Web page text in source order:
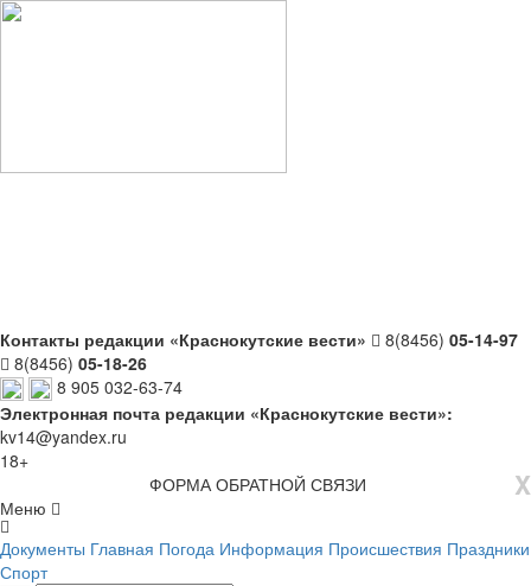
Контакты редакции «Краснокутские вести» 8(8456) 05-14-97
8(8456) 05-18-26
8 905 032-63-74
Электронная почта редакции «Краснокутские вести»:
kv14@yandex.ru
18+
X
ФОРМА ОБРАТНОЙ СВЯЗИ
Меню
Документы Главная Погода Информация Происшествия Праздники
Спорт